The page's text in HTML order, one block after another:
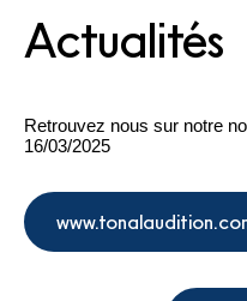
Actualités
Retrouvez nous sur notre
16/03/2025